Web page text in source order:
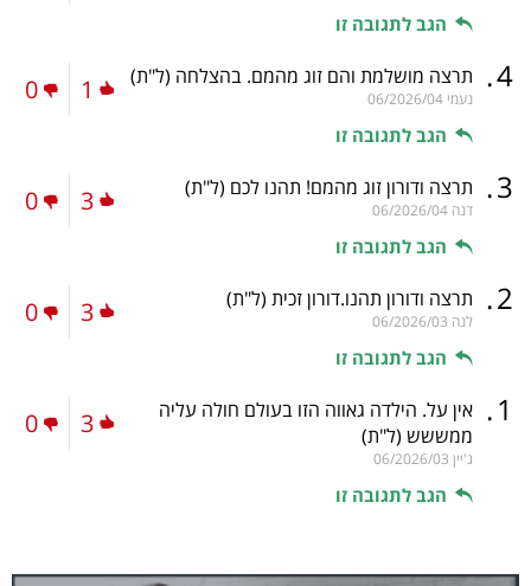
הגב לתגובה זו
4
. תרצה מושלמת והם זוג מהמם. בהצלחה (ל"ת)
נעמי 06/2026/04
הגב לתגובה זו
1
0
3
. תרצה ודורון זוג מהמם! תהנו לכם (ל"ת)
דנה 06/2026/04
הגב לתגובה זו
3
0
2
. תרצה ודורון תהנו.דורון זכית (ל"ת)
לנה 06/2026/03
הגב לתגובה זו
3
0
1
. אין על. הילדה גאווה הזו בעולם חולה עליה
ממששש (ל"ת)
ג'יין 06/2026/03
הגב לתגובה זו
3
0